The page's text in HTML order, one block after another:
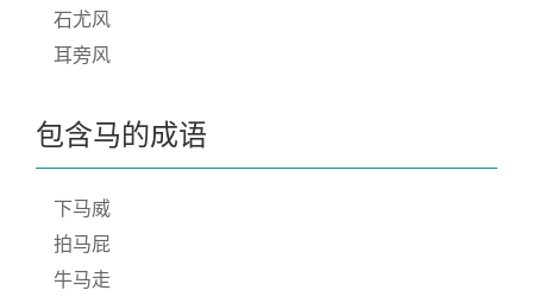
石尤风
耳旁风
包含马的成语
下马威
拍马屁
牛马走